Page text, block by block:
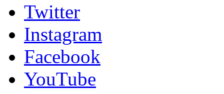
グッズ
ファンコミュニティ
ホームタウン
コラム
その他
TEAM
2026/27トップチーム
2026/27トップチームスタッフ
Twitter
Instagram
Facebook
YouTube